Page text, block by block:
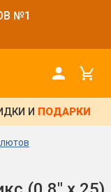
№1
И ПОДАРКИ